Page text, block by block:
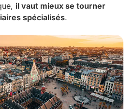
il vaut mieux se tourner
spécialisés.